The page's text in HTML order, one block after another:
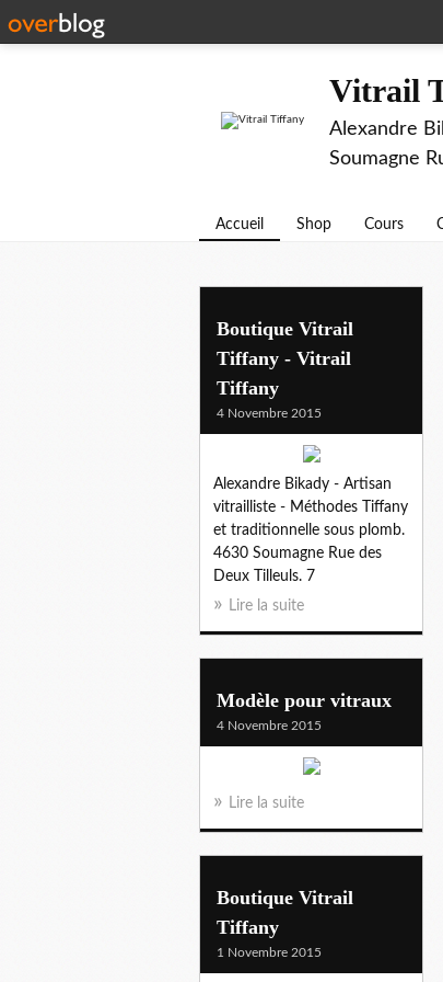
Vitrail
Alexandre
Soumagne
Accueil Shop Cours
Boutique Vitrail
Tiffany - Vitrail
Tiffany
4 Novembre 2015
Alexandre Bikady - Artisan
vitrailliste - Méthodes Tiffany
et traditionnelle sous plomb.
4630 Soumagne Rue des
Deux Tilleuls. 7
Lire la suite
Modèle pour vitraux
4 Novembre 2015
Lire la suite
Boutique Vitrail
Tiffany
1 Novembre 2015